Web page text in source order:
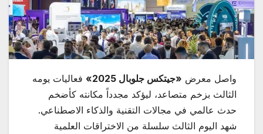
واصل معرض «جيتكس جلوبال 2025 » فعاليات يومه
الثالث بزخم متصاعد، ليؤكد مجدداً مكانته كأضخم
حدث عالمي في مجالات التقنية والذكاء الاصطناعي.
شهد اليوم الثالث سلسلة من الاختراقات العلمية